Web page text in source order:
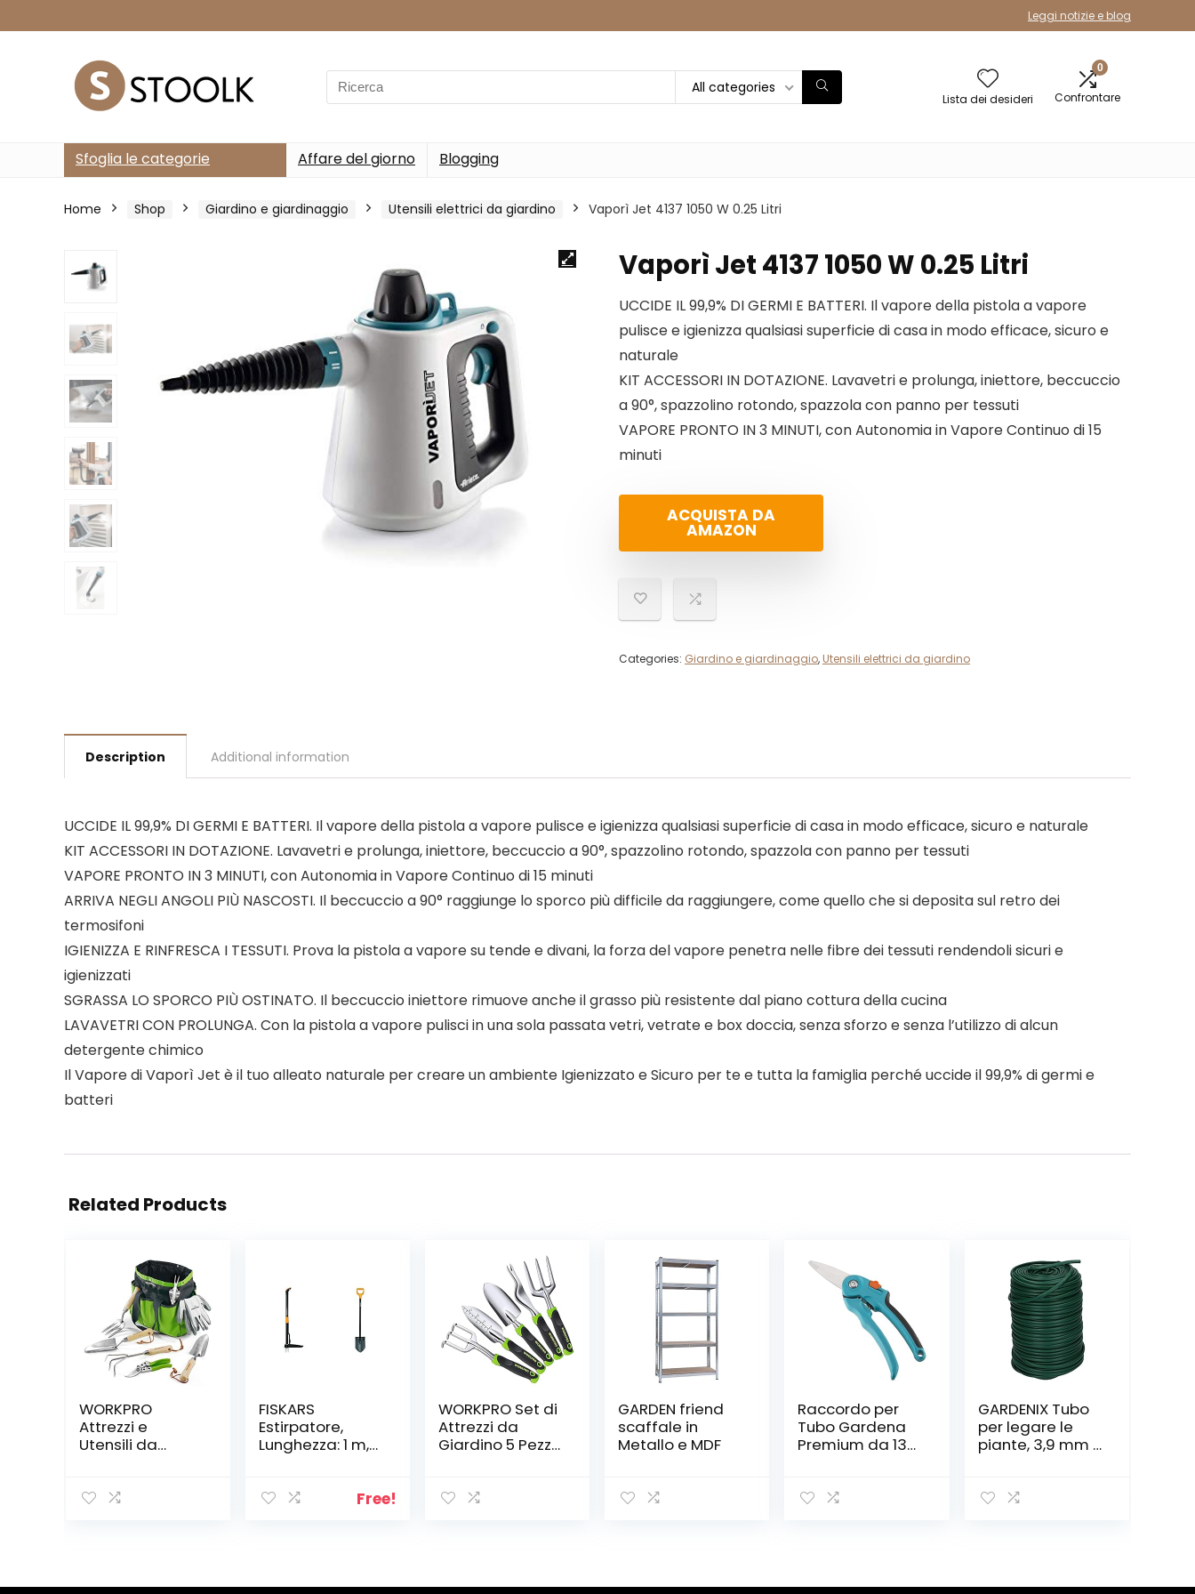
Leggi notizie e blog
Search
for:
All categories
Lista dei desideri
0
Confrontare
Sfoglia le categorie Affare del giorno Blogging
Home Shop Giardino e giardinaggio Utensili elettrici da giardino Vaporì Jet 4137 1050 W 0.25 Litri
Vaporì Jet 4137 1050 W 0.25 Litri
UCCIDE IL 99,9% DI GERMI E BATTERI. Il vapore della pistola a vapore
pulisce e igienizza qualsiasi superficie di casa in modo efficace, sicuro e
naturale
KIT ACCESSORI IN DOTAZIONE. Lavavetri e prolunga, iniettore, beccuccio
a 90°, spazzolino rotondo, spazzola con panno per tessuti
VAPORE PRONTO IN 3 MINUTI, con Autonomia in Vapore Continuo di 15
minuti
ACQUISTA DA
AMAZON
Categories: Giardino e giardinaggio, Utensili elettrici da giardino
Description Additional information
UCCIDE IL 99,9% DI GERMI E BATTERI. Il vapore della pistola a vapore pulisce e igienizza qualsiasi superficie di casa in modo efficace, sicuro e naturale
KIT ACCESSORI IN DOTAZIONE. Lavavetri e prolunga, iniettore, beccuccio a 90°, spazzolino rotondo, spazzola con panno per tessuti
VAPORE PRONTO IN 3 MINUTI, con Autonomia in Vapore Continuo di 15 minuti
ARRIVA NEGLI ANGOLI PIÙ NASCOSTI. Il beccuccio a 90° raggiunge lo sporco più difficile da raggiungere, come quello che si deposita sul retro dei
termosifoni
IGIENIZZA E RINFRESCA I TESSUTI. Prova la pistola a vapore su tende e divani, la forza del vapore penetra nelle fibre dei tessuti rendendoli sicuri e
igienizzati
SGRASSA LO SPORCO PIÙ OSTINATO. Il beccuccio iniettore rimuove anche il grasso più resistente dal piano cottura della cucina
LAVAVETRI CON PROLUNGA. Con la pistola a vapore pulisci in una sola passata vetri, vetrate e box doccia, senza sforzo e senza l’utilizzo di alcun
detergente chimico
Il Vapore di Vaporì Jet è il tuo alleato naturale per creare un ambiente Igienizzato e Sicuro per te e tutta la famiglia perché uccide il 99,9% di germi e
batteri
Related Products
WORKPRO
Attrezzi e
Utensili da
Inossidabile con
Trapianto,
FISKARS
Estirpatore,
Lunghezza: 1 m,
pugnatura in
Terreni duri e
Free!
WORKPRO Set di
Attrezzi da
Giardino 5 Pezzi,
Alluminio, Kit
Paletta per
GARDEN friend
scaffale in
Metallo e MDF
Raccordo per
Tubo Gardena
Premium da 13
Pollice):
GARDENIX Tubo
per legare le
piante, 3,9 mm x
piante